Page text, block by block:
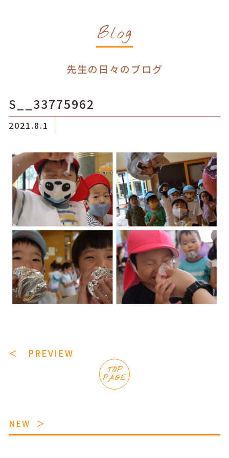
Blog
先生の日々のブログ
S__33775962
2021.8.1
＜ PREVIEW
TOP
PAGE
NEW